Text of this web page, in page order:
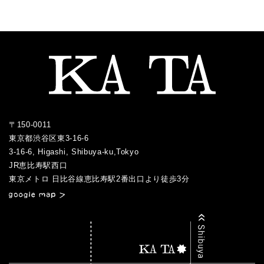
2015.08
2015.07
〒150-0011
東京都渋谷区東3-16-6
3-16-6, Higashi, Shibuya-ku,Tokyo
JR恵比寿駅西口
／
東京メトロ 日比谷線恵比寿駅2番出口より徒歩3分